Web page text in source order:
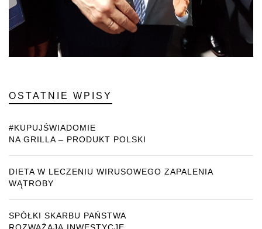
OSTATNIE WPISY
#KUPUJŚWIADOMIE
NA GRILLA – PRODUKT POLSKI
DIETA W LECZENIU WIRUSOWEGO ZAPALENIA
WĄTROBY
SPÓŁKI SKARBU PAŃSTWA
ROZWAŻAJĄ INWESTYCJE